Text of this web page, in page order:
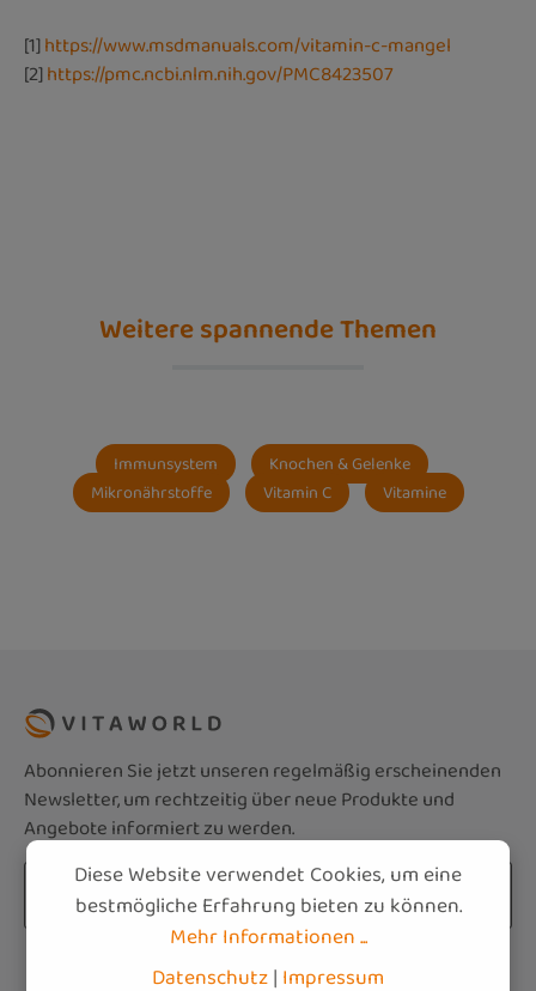
[1]https://www.msdmanuals.com/vitamin-c-mangel
[2]https://pmc.ncbi.nlm.nih.gov/PMC8423507
Weitere spannende Themen
Immunsystem
Knochen & Gelenke
Mikronährstoffe
Vitamin C Vitamine
Abonnieren Sie jetzt unseren regelmäßig erscheinenden
Newsletter, um rechtzeitig über neue Produkte und
Angebote informiert zu werden.
E-Mail-Adresse*
Die mit einem Stern (*) markierten Felder sind
Diese Website verwendet Cookies, um eine
bestmögliche Erfahrung bieten zu können.
Mehr Informationen ...
Datenschutz| Impressum